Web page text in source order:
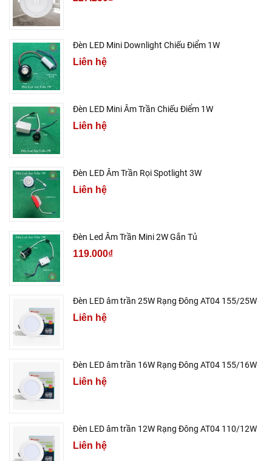
Đèn LED Mini Downlight Chiếu Điểm 1W
Liên hệ
Đèn LED Mini Âm Trần Chiếu Điểm 1W
Liên hệ
Đèn LED Âm Trần Rọi Spotlight 3W
Liên hệ
Đèn Led Âm Trần Mini 2W Gắn Tủ
119.000₫
Đèn LED âm trần 25W Rạng Đông AT04 155/25W
Liên hệ
Đèn LED âm trần 16W Rạng Đông AT04 155/16W
Liên hệ
Đèn LED âm trần 12W Rạng Đông AT04 110/12W
Liên hệ